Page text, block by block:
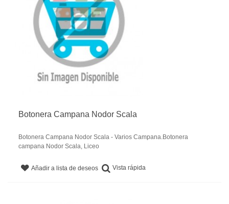
Botonera Campana Nodor Scala
Botonera Campana Nodor Scala - Varios Campana.Botonera
campana Nodor Scala, Liceo
Añadir a lista de deseos Vista rápida